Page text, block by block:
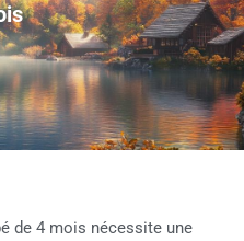
de 4 mois nécessite une